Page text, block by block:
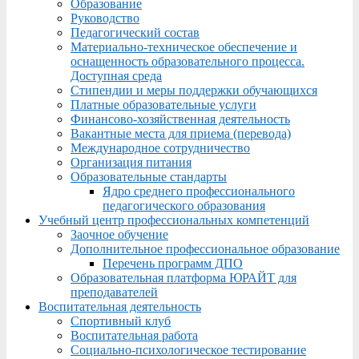
Образование
Руководство
Педагогический состав
Материально-техническое обеспечение и
оснащенность образовательного процесса.
Доступная среда
Стипендии и меры поддержки обучающихся
Платные образовательные услуги
Финансово-хозяйственная деятельность
Вакантные места для приема (перевода)
Международное сотрудничество
Организация питания
Образовательные стандарты
Ядро среднего профессионального
педагогического образования
Учебный центр профессиональных компетенций
Заочное обучение
Дополнительное профессиональное образование
Перечень программ ДПО
Образовательная платформа ЮРАЙТ для
преподавателей
Воспитательная деятельность
Спортивный клуб
Воспитательная работа
Социально-психологическое тестирование